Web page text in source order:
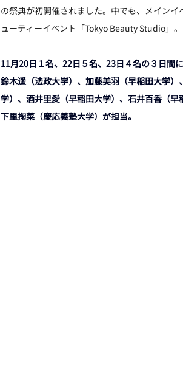
の祭典が初開催されました。中でも、メイン
ューティーイベント「Tokyo Beauty Studio」。
11月20日１名、22日５名、23日４名の３日間
鈴木遥（法政大学）、加藤美羽（早稲田大学
学）、酒井里愛（早稲田大学）、石井百香（
下里掬菜（慶応義塾大学）が担当。